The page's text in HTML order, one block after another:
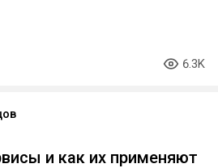
6.3K
и как их применяют